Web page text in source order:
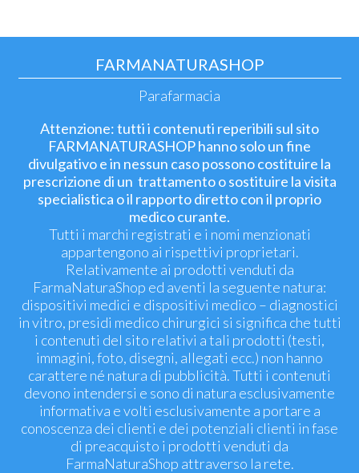
FARMANATURASHOP
Parafarmacia
Attenzione: tutti i contenuti reperibili sul sito
FARMANATURASHOP hanno solo un fine
divulgativo e in nessun caso possono costituire la
prescrizione di un trattamento o sostituire la visita
specialistica o il rapporto diretto con il proprio
medico curante.
Tutti i marchi registrati e i nomi menzionati
appartengono ai rispettivi proprietari.
Relativamente ai prodotti venduti da
FarmaNaturaShop ed aventi la seguente natura:
dispositivi medici e dispositivi medico – diagnostici
in vitro, presidi medico chirurgici si significa che tutti
i contenuti del sito relativi a tali prodotti (testi,
immagini, foto, disegni, allegati ecc.) non hanno
carattere né natura di pubblicità. Tutti i contenuti
devono intendersi e sono di natura esclusivamente
informativa e volti esclusivamente a portare a
conoscenza dei clienti e dei potenziali clienti in fase
di preacquisto i prodotti venduti da
FarmaNaturaShop attraverso la rete.